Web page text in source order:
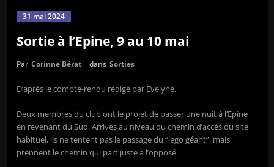
31 mai 2024
Sortie à l’Epine, 9 au 10 mai
Par Corinne Bérat dans Sorties
D’après le compte-rendu rédigé par Evelyne.
Deux membres du club ont le projet de passer une nuit à l’Epine
en revenant du Sud. Arrivés au niveau du chemin d’accès du site
habituel, ils ne tentent pas le passage du “lego géant”, mais
prennent le chemin qui part juste à l’opposé.